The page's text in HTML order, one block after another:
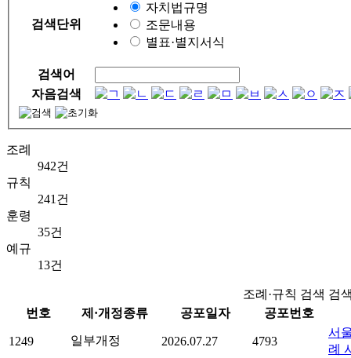
검색단위
자치법규명
조문내용
별표·별지서식
검색어
자음검색
조례
942건
규칙
241건
훈령
35건
예규
13건
조례·규칙 검색 검
번호
제·개정종류 공포일자 공포번호
1249 일부개정 2026.07.27 4793
서
례